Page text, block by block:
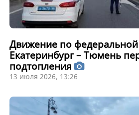
Движение по федеральной
Екатеринбург – Тюмень
подтопления
13 июля 2026, 13:26